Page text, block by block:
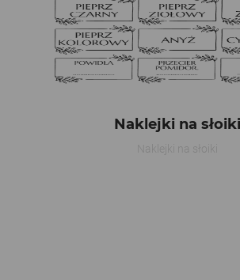
Naklejki na słoiki
Naklejki na słoiki